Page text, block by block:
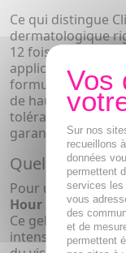
Ce qui distingue
dermatologique
12 fois sur 600
applications
formule est
de haute qualité,
tolérance, et
garantir la
Quel soin
Pour une
Hour Auto-
Ce gel-crème
intense pendant
Sur nos
recueillons
données
permettent
services les
vous
des
et de
permettent